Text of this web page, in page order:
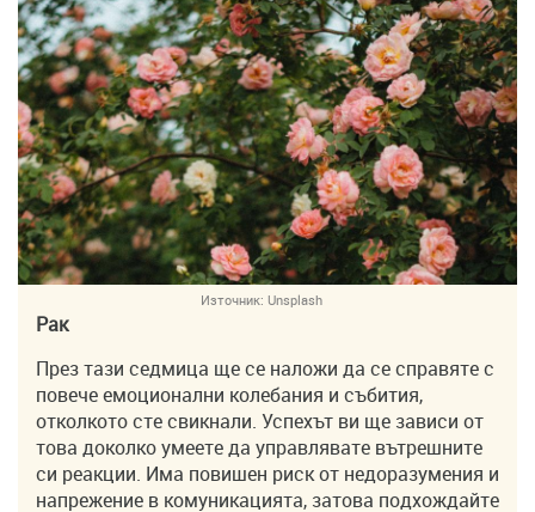
Източник: Unsplash
Рак
През тази седмица ще се наложи да се справяте с
повече емоционални колебания и събития,
отколкото сте свикнали. Успехът ви ще зависи от
това доколко умеете да управлявате вътрешните
си реакции. Има повишен риск от недоразумения и
напрежение в комуникацията, затова подхождайте